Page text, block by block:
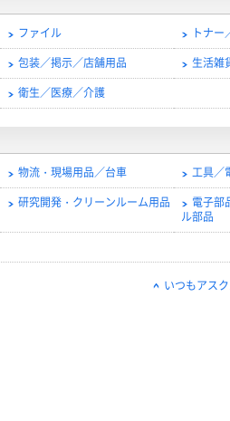
ファイル トナ
包装／掲示／店舗用品 生活雑
衛生／医療／介護
物流・現場用品／台車 工具／
研究開発・クリーンルーム用品
電子部
ル部品
いつもアス